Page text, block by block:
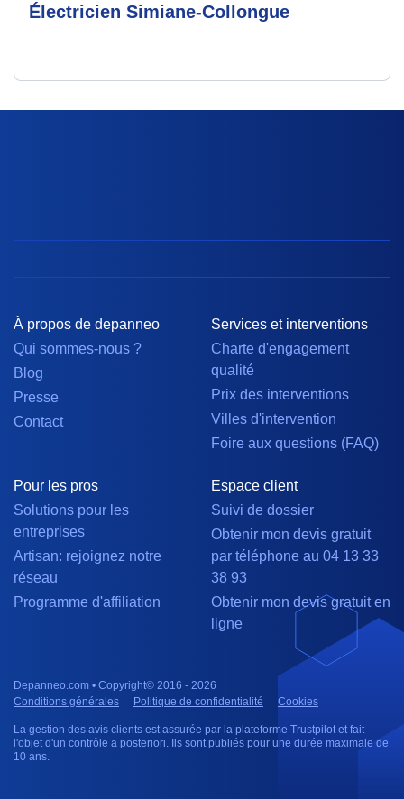
Électricien Simiane-Collongue
À propos de depanneo
Qui sommes-nous ?
Blog
Presse
Contact
Services et interventions
Charte d'engagement
qualité
Prix des interventions
Villes d'intervention
Foire aux questions (FAQ)
Pour les pros
Solutions pour les
entreprises
Artisan: rejoignez notre
réseau
Programme d'affiliation
Espace client
Suivi de dossier
Obtenir mon devis gratuit
par téléphone au 04 13 33
38 93
Obtenir mon devis gratuit en
ligne
Depanneo.com • Copyright© 2016 - 2026
Conditions générales
Politique de confidentialité Cookies
La gestion des avis clients est assurée par la plateforme Trustpilot et fait
l'objet d'un contrôle a posteriori. Ils sont publiés pour une durée maximale de
10 ans.